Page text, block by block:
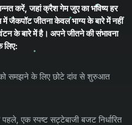
करें, जहां क्रैश गेम जुए का भविष्य हर
जैकपॉट जीतना केवल भाग्य के बारे में नहीं
के बारे में है। अपने जीतने की संभावना
लिए:
समझने के लिए छोटे दांव से शुरुआत
एक स्पष्ट सट्टेबाजी बजट निर्धारित